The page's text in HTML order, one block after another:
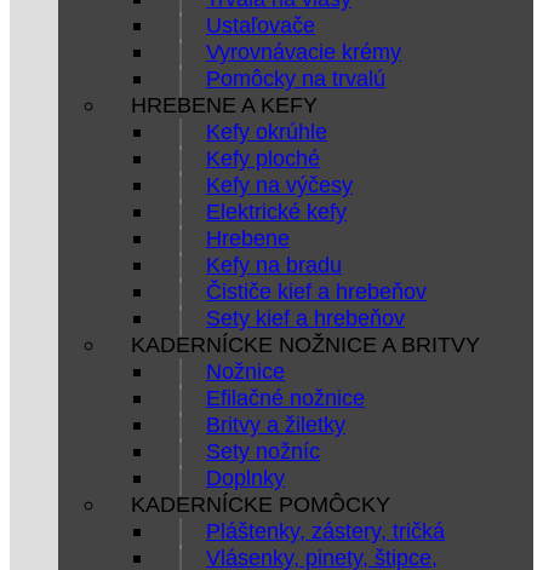
Ustaľovače
Vyrovnávacie krémy
Pomôcky na trvalú
HREBENE A KEFY
Kefy okrúhle
Kefy ploché
Kefy na výčesy
Elektrické kefy
Hrebene
Kefy na bradu
Čističe kief a hrebeňov
Sety kief a hrebeňov
KADERNÍCKE NOŽNICE A BRITVY
Nožnice
Efilačné nožnice
Britvy a žiletky
Sety nožníc
Doplnky
KADERNÍCKE POMÔCKY
Pláštenky, zástery, tričká
Vlásenky, pinety, štipce,